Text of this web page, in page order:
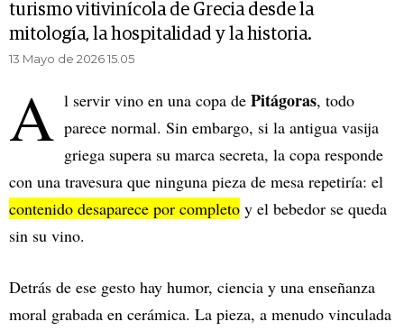
turismo vitivinícola de Grecia desde la
mitología, la hospitalidad y la historia.
13 Mayo de 2026 15.05
A l servir vino en una copa de Pitágoras, todo
parece normal. Sin embargo, si la antigua vasija
griega supera su marca secreta, la copa responde
con una travesura que ninguna pieza de mesa repetiría: el
contenido desaparece por completo y el bebedor se queda
sin su vino.
Detrás de ese gesto hay humor, ciencia y una enseñanza
moral grabada en cerámica. La pieza, a menudo vinculada